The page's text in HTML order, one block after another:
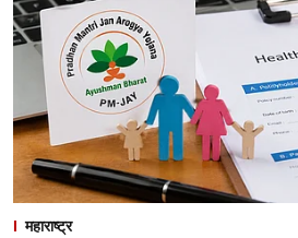
महाराष्ट्र